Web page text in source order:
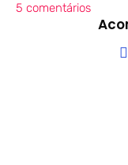
5 comentários